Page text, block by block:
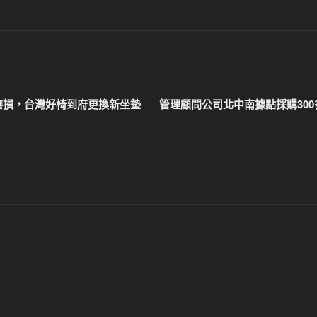
，台灣好椅到府更換新坐墊 管理顧問公司北中南據點採購